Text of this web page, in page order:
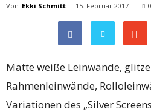
Von Ekki Schmitt - 15. Februar 2017 0
Matte weiße Leinwände,
Rahmenleinwände,
Variationen des „Silver